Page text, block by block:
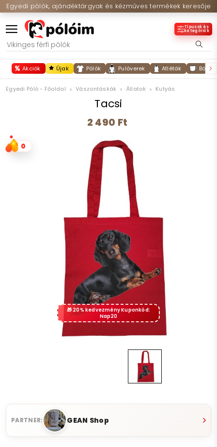
Egyedi pólók, ajándéktárgyak és kézműves termékek keresője
Típusok és
kategóriák
Akciók Újak Pólók Pulóverek Atléták
Egyedi Póló - Főoldal Vászontáskák Állatok Kutyás
Tacsi
2 490 Ft
0
20% kedvezmény Kuponkód:
Nap20
PARTNER: GEAN Shop